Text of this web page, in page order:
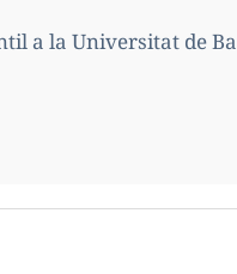
a la Universitat de